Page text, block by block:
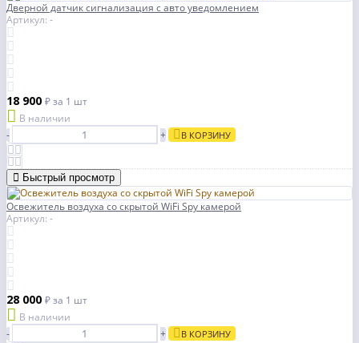
Дверной датчик сигнализация с авто уведомлением
Артикул: -
18 900 ₽за 1 шт
В наличии
-
+ В КОРЗИНУ
Быстрый просмотр
Освежитель воздуха со скрытой WiFi Spy камерой
Артикул: -
28 000 ₽за 1 шт
В наличии
-
+ В КОРЗИНУ